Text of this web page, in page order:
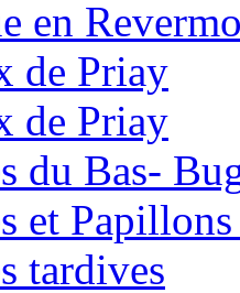
en
de Priay
de Priay
du Bas-
et
tardives